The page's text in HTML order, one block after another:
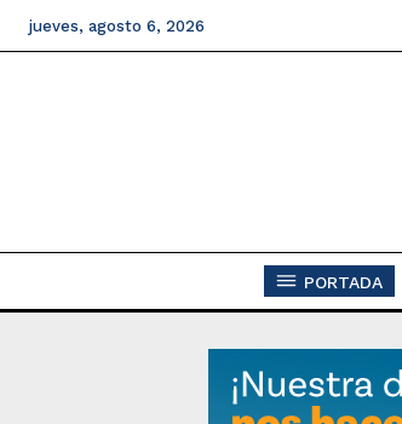
jueves, agosto 6, 2026
PORTADA